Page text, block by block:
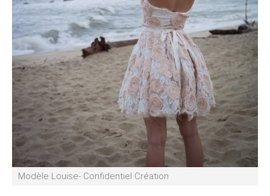
Modèle Louise- Confidentiel Création